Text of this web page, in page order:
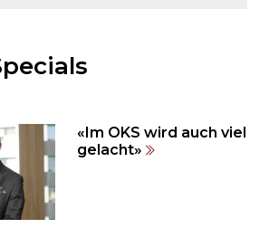
«Im OKS wird auch viel
gelacht»